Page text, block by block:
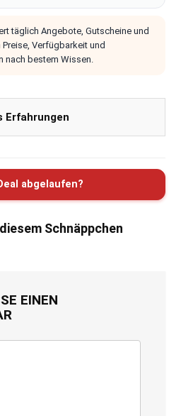
täglich Angebote, Gutscheine und
Verfügbarkeit und
bestem Wissen.
abgelaufen?
Schnäppchen
EINEN